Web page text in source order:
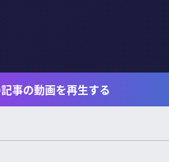
事の動画を再生する